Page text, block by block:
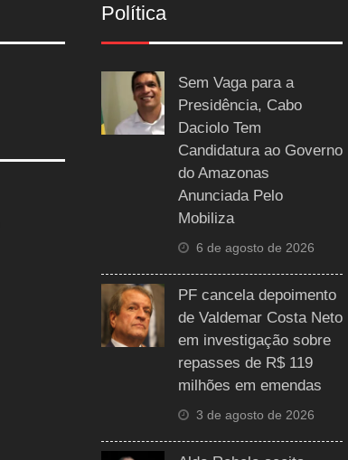
Política
Sem Vaga para a
Presidência, Cabo
Daciolo Tem
Candidatura ao Governo
do Amazonas
Anunciada Pelo
Mobiliza
6 de agosto de 2026
PF cancela depoimento
de Valdemar Costa Neto
em investigação sobre
repasses de R$ 119
milhões em emendas
3 de agosto de 2026